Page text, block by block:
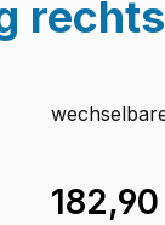
rechts
Regulärer